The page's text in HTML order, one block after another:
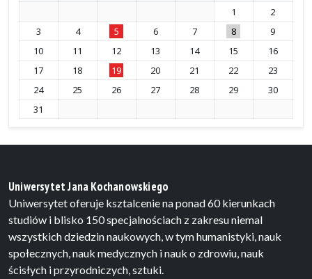
1
2
3
4 5 6 7 8
9
10
11 12 13 14 15
16
17
18 19 20 21 22
23
24
25 26 27 28 29
30
31
Uniwersytet Jana Kochanowskiego
Uniwersytet oferuje ksztalcenie na ponad 60 kierunkach
studiów i blisko 150 specjalnościach z zakresu niemal
wszystkich dziedzin naukowych, w tym humanistyki, nauk
społecznych, nauk medycznych i nauk o zdrowiu, nauk
ścisłych i przyrodniczych, sztuki.